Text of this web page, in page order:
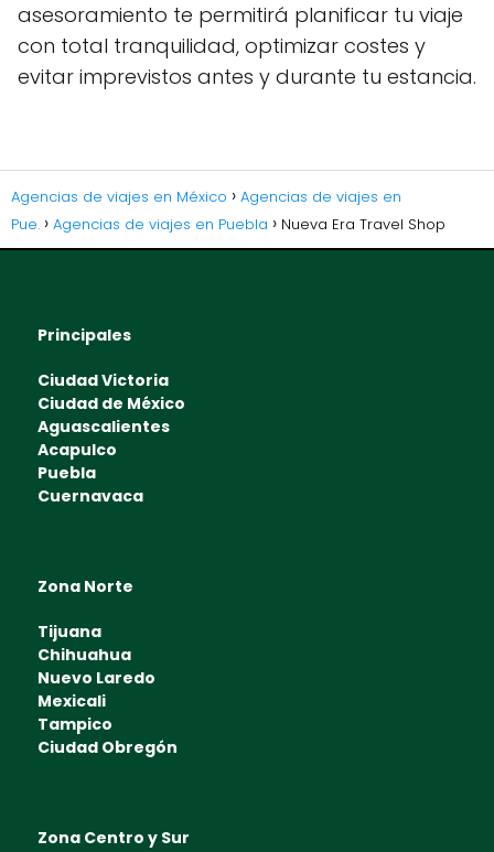
asesoramiento te permitirá planificar tu viaje
con total tranquilidad, optimizar costes y
evitar imprevistos antes y durante tu estancia.
Agencias de viajes en México
Agencias de viajes en
Pue.
Agencias de viajes en Puebla Nueva Era Travel Shop
Principales
Ciudad Victoria
Ciudad de México
Aguascalientes
Acapulco
Puebla
Cuernavaca
Zona Norte
Tijuana
Chihuahua
Nuevo Laredo
Mexicali
Tampico
Ciudad Obregón
Zona Centro y Sur